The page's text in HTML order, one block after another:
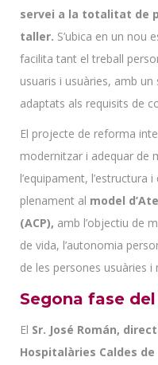
servei a la totalitat de
taller. S’ubica en un nou
facilita tant el treball
usuaris i usuàries, amb un
adaptats als requisits de
El projecte de reforma
modernitzar i adequar de
l’equipament, l’estructura
plenament al model
(ACP), amb l’objectiu de
de vida, l’autonomia
de les persones usuàries i
Segona fase
El Sr. José Román,
Hospitalàries Caldes